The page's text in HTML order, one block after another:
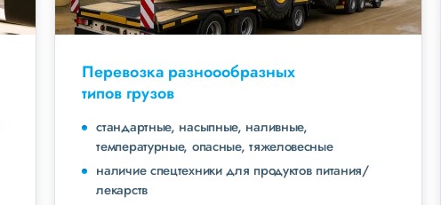
Перевозка разноообразных
типов грузов
стандартные, насыпные, наливные,
температурные, опасные, тяжеловесные
наличие спецтехники для продуктов питания/
лекарств